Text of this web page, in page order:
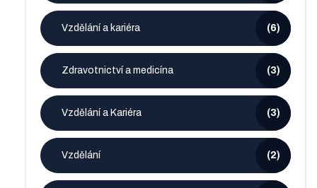
Vzdělání a kariéra (6)
Zdravotnictví a medicína (3)
Vzdělání a Kariéra (3)
Vzdělání (2)